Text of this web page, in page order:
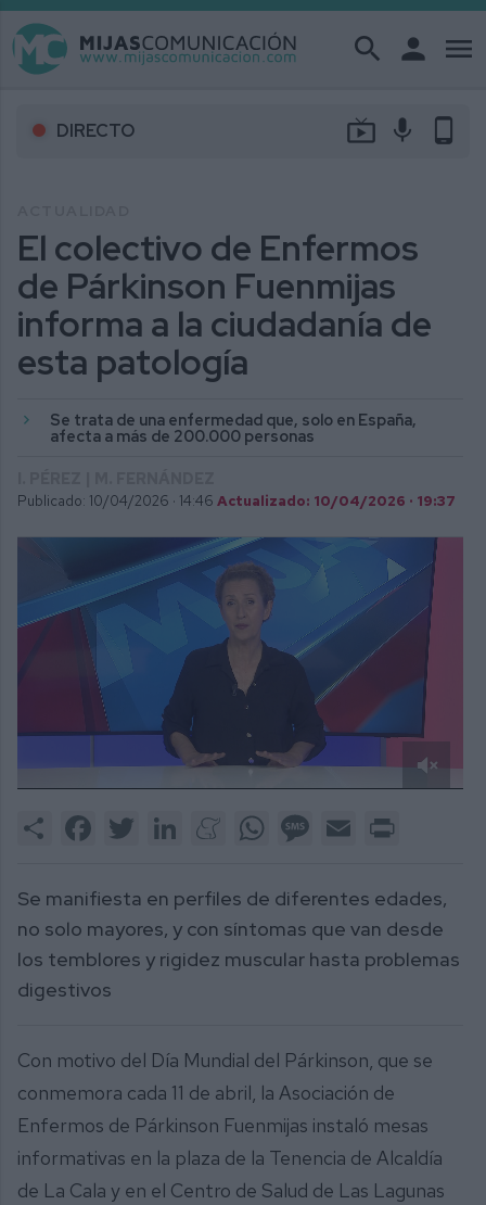
search person menu
DIRECTO live_tv mic phone_android
El colectivo de Enfermos
de Párkinson Fuenmijas
informa a la ciudadanía de
esta patología
Se trata de una enfermedad que, solo en España,
afecta a más de 200.000 personas
Publicado: 10/04/2026 · 14:46 Actualizado: 10/04/2026 · 19:37
2
Share FacebookTwitter LinkedInMeneameWhatsAppMessage
Email
Se manifiesta en perfiles de diferentes edades,
no solo mayores, y con síntomas que van desde
los temblores y rigidez muscular hasta problemas
digestivos
Con motivo del Día Mundial del Párkinson, que se
conmemora cada 11 de abril, la Asociación de
Enfermos de Párkinson Fuenmijas instaló mesas
informativas en la plaza de la Tenencia de Alcaldía
de La Cala y en el Centro de Salud de Las Lagunas